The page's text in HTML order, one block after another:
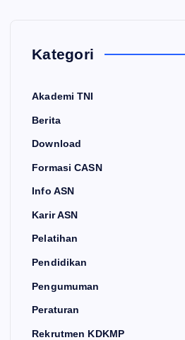
Kategori
Akademi TNI
Berita
Download
Formasi CASN
Info ASN
Karir ASN
Pelatihan
Pendidikan
Pengumuman
Peraturan
Rekrutmen KDKMP